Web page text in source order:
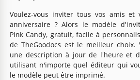
Voulez-vous inviter tous vos amis et
anniversaire ? Alors le modèle
Pink Candy, gratuit, facile à
de TheGoodocs est le meilleur choix.
une description à jour de l'heure et
utilisant n'importe quel éditeur qui
le modèle peut être imprimé.